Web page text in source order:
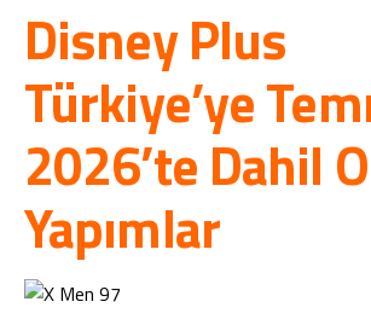
Disney Plus
Türkiye’ye
2026’te Dahil
Yapımlar